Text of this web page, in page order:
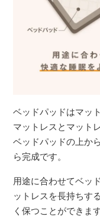
ベッドパッドはマッ
マットレスとマット
ベッドパッドの上か
ら完成です。
用途に合わせてベッ
ットレスを長持ちす
く保つことができます